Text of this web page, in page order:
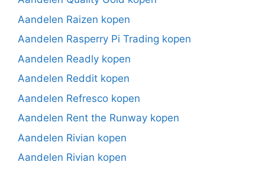
Aandelen Raizen kopen
Aandelen Rasperry Pi Trading kopen
Aandelen Readly kopen
Aandelen Reddit kopen
Aandelen Refresco kopen
Aandelen Rent the Runway kopen
Aandelen Rivian kopen
Aandelen Rivian kopen